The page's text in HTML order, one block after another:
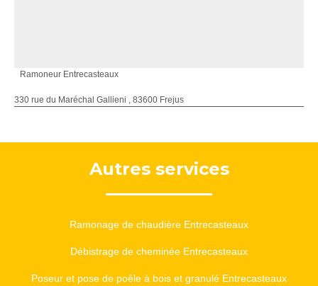
Ramoneur Entrecasteaux
330 rue du Maréchal Gallieni , 83600 Frejus
Autres services
Ramonage de chaudière Entrecasteaux
Débistrage de cheminée Entrecasteaux
Poseur et pose de poêle à bois et granulé Entrecasteaux